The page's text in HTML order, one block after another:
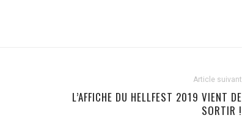
Article suivant
L’AFFICHE DU HELLFEST 2019 VIENT DE
SORTIR !